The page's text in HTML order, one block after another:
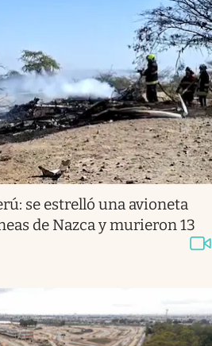
se estrelló una avioneta
de Nazca y murieron 13